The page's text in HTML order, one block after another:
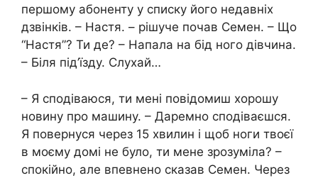
першому абоненту у списку його недавніх
дзвінків. – Настя. – рішуче почав Семен. – Що
“Настя”? Ти де? – Напала на бід ного дівчина.
– Біля під’їзду. Слухай…
– Я сподіваюся, ти мені повідомиш хорошу
новину про машину. – Даремно сподіваєшся.
Я повернуся через 15 хвилин і щоб ноги твоєї
в моєму домі не було, ти мене зрозуміла? –
спокійно, але впевнено сказав Семен. Через